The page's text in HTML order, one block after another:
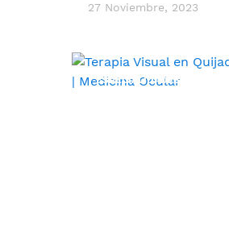
27 Noviembre, 2023
ESPECIALIDADES